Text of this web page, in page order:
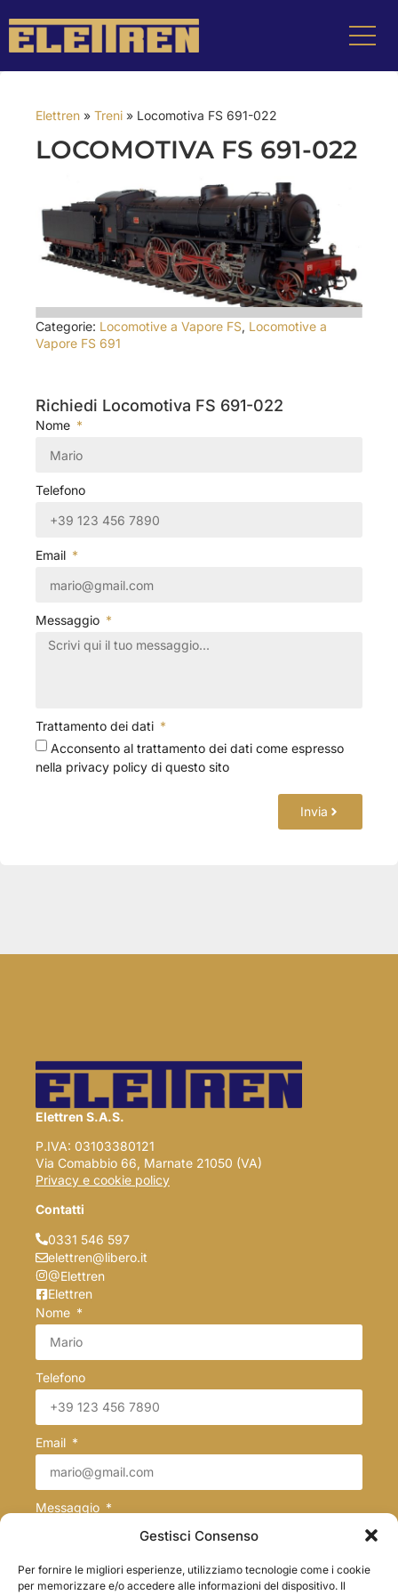
Gestisci Consenso
Per fornire le migliori esperienze, utilizziamo tecnologie come i cookie
per memorizzare e/o accedere alle informazioni del dispositivo. Il
Elettren » Treni » Locomotiva FS 691-022
LOCOMOTIVA FS 691-022
Categorie: Locomotive a Vapore FS, Locomotive a
Vapore FS 691
Richiedi Locomotiva FS 691-022
Nome
Telefono
Email
Messaggio
Trattamento dei dati
Acconsento al trattamento dei dati come espresso
nella privacy policy di questo sito
Invia
Elettren S.A.S.
P.IVA: 03103380121
Via Comabbio 66, Marnate 21050 (VA)
Privacy e cookie policy
Contatti
0331 546 597
elettren@libero.it
@Elettren
Elettren
Nome
Telefono
Email
Messaggio